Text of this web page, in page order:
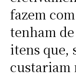
fazem
tenham
itens que,
custariam